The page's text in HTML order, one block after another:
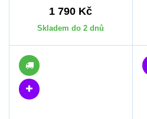
1 790 Kč
Skladem do 2 dnů